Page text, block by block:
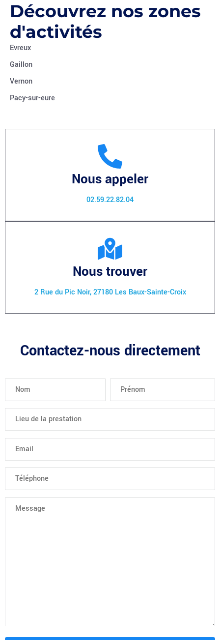
Découvrez nos zones
d'activités
Evreux
Gaillon
Vernon
Pacy-sur-eure
Nous appeler
02.59.22.82.04
Nous trouver
2 Rue du Pic Noir, 27180 Les Baux-Sainte-Croix
Contactez-nous directement